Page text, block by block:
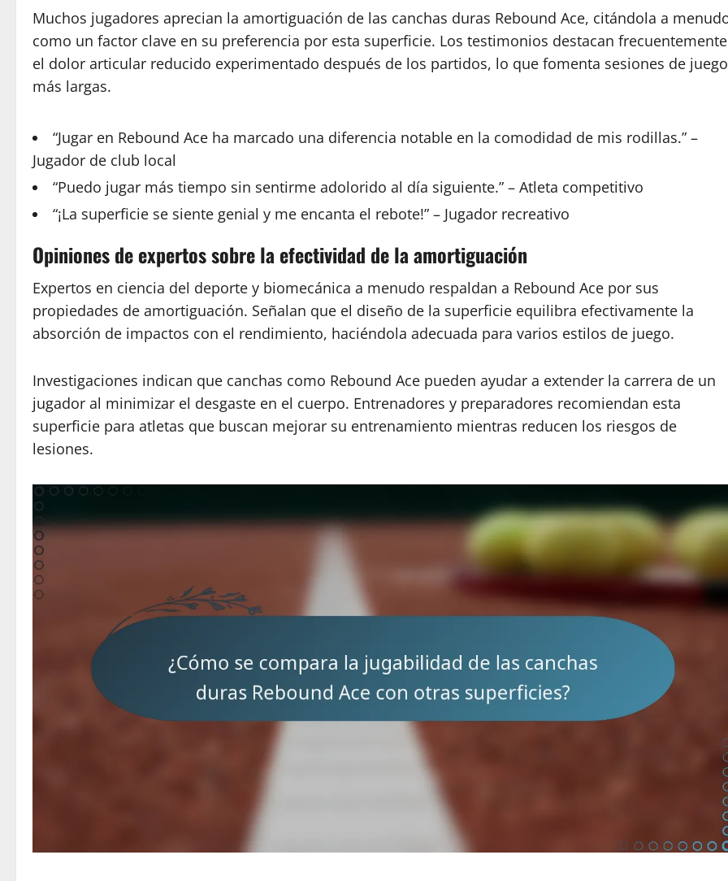
Muchos jugadores aprecian la amortiguación de las canchas duras Rebound Ace, citándola a
como un factor clave en su preferencia por esta superficie. Los testimonios destacan frecuentemente
el dolor articular reducido experimentado después de los partidos, lo que fomenta sesiones de juego
más largas.
“Jugar en Rebound Ace ha marcado una diferencia notable en la comodidad de mis rodillas.” –
Jugador de club local
“Puedo jugar más tiempo sin sentirme adolorido al día siguiente.” – Atleta competitivo
“¡La superficie se siente genial y me encanta el rebote!” – Jugador recreativo
Opiniones de expertos sobre la efectividad de la amortiguación
Expertos en ciencia del deporte y biomecánica a menudo respaldan a Rebound Ace por sus
propiedades de amortiguación. Señalan que el diseño de la superficie equilibra efectivamente la
absorción de impactos con el rendimiento, haciéndola adecuada para varios estilos de juego.
Investigaciones indican que canchas como Rebound Ace pueden ayudar a extender la carrera de un
jugador al minimizar el desgaste en el cuerpo. Entrenadores y preparadores recomiendan esta
superficie para atletas que buscan mejorar su entrenamiento mientras reducen los riesgos de
lesiones.